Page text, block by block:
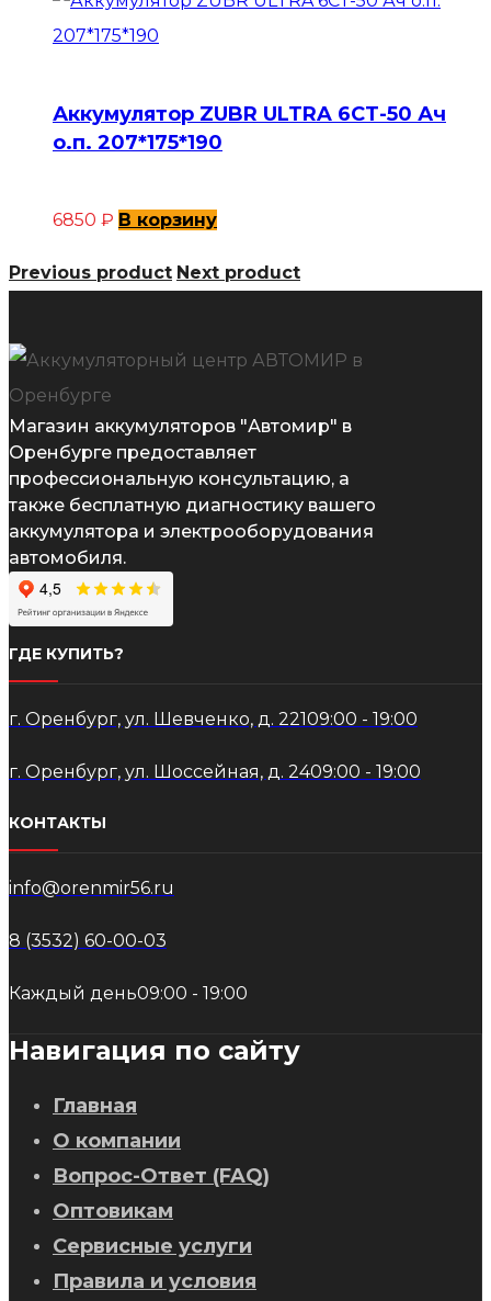
Аккумулятор ZUBR ULTRA 6СТ-50 Ач
о.п. 207*175*190
6850 ₽ В корзину
Previous product Next product
Магазин аккумуляторов "Автомир" в
Оренбурге предоставляет
профессиональную консультацию, а
также бесплатную диагностику вашего
аккумулятора и электрооборудования
автомобиля.
ГДЕ КУПИТЬ?
г. Оренбург, ул. Шевченко, д. 22109:00 - 19:00
г. Оренбург, ул. Шоссейная, д. 2409:00 - 19:00
КОНТАКТЫ
info@orenmir56.ru
8 (3532) 60-00-03
Каждый день09:00 - 19:00
Навигация по сайту
Главная
О компании
Вопрос-Ответ (FAQ)
Оптовикам
Сервисные услуги
Правила и условия